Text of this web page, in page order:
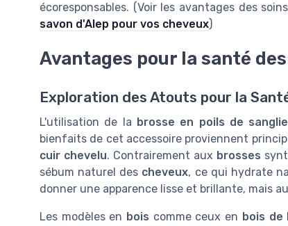
écoresponsables. (Voir les avantages des
savon d'Alep pour vos cheveux)
Avantages pour la santé
Exploration des Atouts pour la
L'utilisation de la brosse en poils de
bienfaits de cet accessoire proviennent
cuir chevelu. Contrairement aux brosses
sébum naturel des cheveux, ce qui hydrate
donner une apparence lisse et brillante, mais
Les modèles en bois comme ceux en bois de